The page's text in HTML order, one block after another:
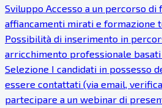
Sviluppo Accesso a un percorso
affiancamenti mirati e formazione
Possibilità di inserimento in
arricchimento professionale
Selezione I candidati in possesso
essere contattati (via email,
partecipare a un webinar di